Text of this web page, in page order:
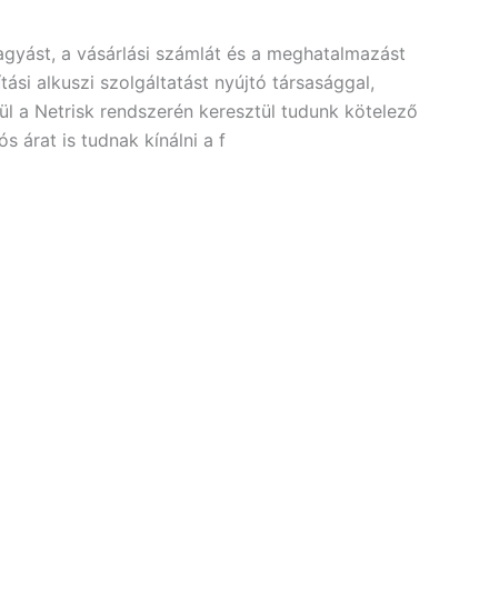
a vásárlási számlát és a meghatalmazást
alkuszi szolgáltatást nyújtó társasággal,
a Netrisk rendszerén keresztül tudunk kötelező
árat is tudnak kínálni a f